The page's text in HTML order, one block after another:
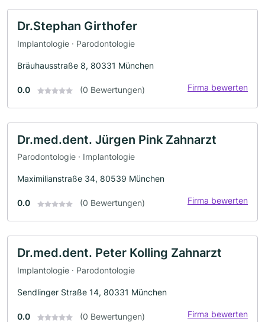
Dr.Stephan Girthofer
Implantologie · Parodontologie
Bräuhausstraße 8, 80331 München
0.0 (0 Bewertungen) Firma bewerten
Dr.med.dent. Jürgen Pink Zahnarzt
Parodontologie · Implantologie
Maximilianstraße 34, 80539 München
0.0 (0 Bewertungen) Firma bewerten
Dr.med.dent. Peter Kolling Zahnarzt
Implantologie · Parodontologie
Sendlinger Straße 14, 80331 München
0.0 (0 Bewertungen) Firma bewerten